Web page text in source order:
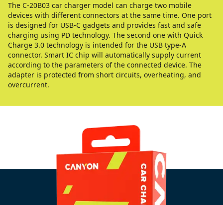
The C-20B03 car charger model can charge two mobile
devices with different connectors at the same time. One port
is designed for USB-C gadgets and provides fast and safe
charging using PD technology. The second one with Quick
Charge 3.0 technology is intended for the USB type-A
connector. Smart IC chip will automatically supply current
according to the parameters of the connected device. The
adapter is protected from short circuits, overheating, and
overcurrent.